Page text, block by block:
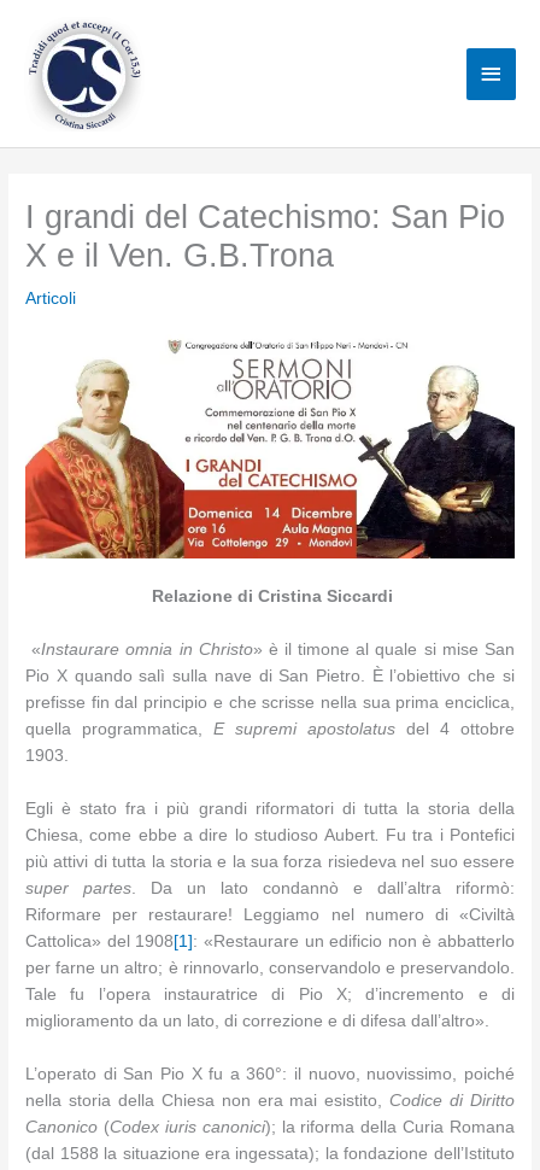
contenuto
I grandi del Catechismo: San Pio
X e il Ven. G.B.Trona
Articoli
Relazione di Cristina Siccardi
«Instaurare omnia in Christo» è il timone al quale si mise San
Pio X quando salì sulla nave di San Pietro. È l’obiettivo che si
prefisse fin dal principio e che scrisse nella sua prima enciclica,
quella programmatica,E supremi apostolatus del 4 ottobre
1903.
Egli è stato fra i più grandi riformatori di tutta la storia della
Chiesa, come ebbe a dire lo studioso Aubert. Fu tra i Pontefici
più attivi di tutta la storia e la sua forza risiedeva nel suo essere
super partes. Da un lato condannò e dall’altra riformò:
Riformare per restaurare! Leggiamo nel numero di «Civiltà
Cattolica» del 1908 [1] : «Restaurare un edificio non è abbatterlo
per farne un altro; è rinnovarlo, conservandolo e preservandolo.
Tale fu l’opera instauratrice di Pio X; d’incremento e di
miglioramento da un lato, di correzione e di difesa dall’altro».
L’operato di San Pio X fu a 360°: il nuovo, nuovissimo, poiché
nella storia della Chiesa non era mai esistito, Codice di Diritto
Canonico (Codex iuris canonici); la riforma della Curia Romana
(dal 1588 la situazione era ingessata); la fondazione dell’Istituto